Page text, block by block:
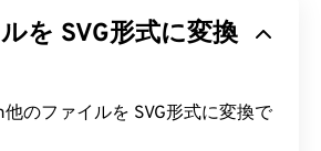
Language（XML）をベースと
ィック
点は、その名の通り、そのスケー
このファイル形式は、画質を損な
を SVG形式に変換
のファイルを SVG形式に変換で